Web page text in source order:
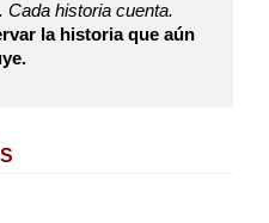
Cada historia cuenta.
la historia que aún